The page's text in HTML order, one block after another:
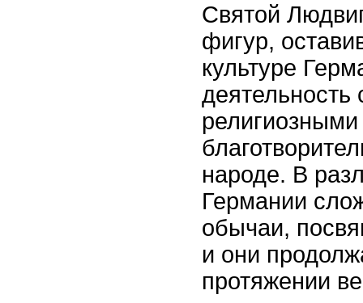
Святой
фигур,
культуре
деятельность
народе. В
Германии
обычаи,
и они
протяжении